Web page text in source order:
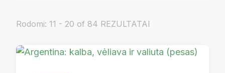
Rodomi: 11 - 20 of 84 REZULTATAI